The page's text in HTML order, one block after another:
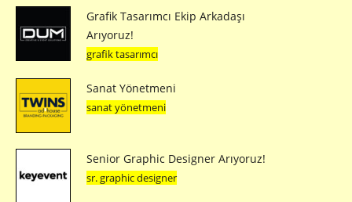
Grafik Tasarımcı Ekip Arkadaşı
Arıyoruz!
grafik tasarımcı
Sanat Yönetmeni
sanat yönetmeni
Senior Graphic Designer Arıyoruz!
sr. graphic designer